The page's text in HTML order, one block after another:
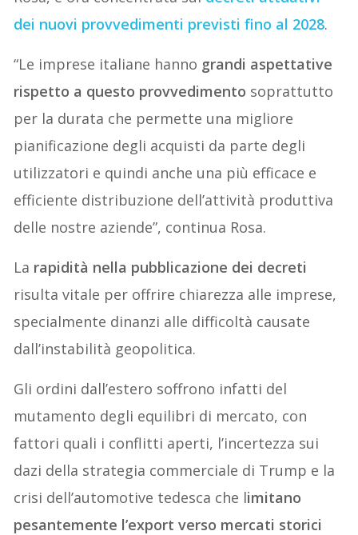
dei nuovi provvedimenti previsti fino al 2028.
“Le imprese italiane hanno grandi aspettative
rispetto a questo provvedimento soprattutto
per la durata che permette una migliore
pianificazione degli acquisti da parte degli
utilizzatori e quindi anche una più efficace e
efficiente distribuzione dell’attività produttiva
delle nostre aziende”, continua Rosa.
La rapidità nella pubblicazione dei decreti
risulta vitale per offrire chiarezza alle imprese,
specialmente dinanzi alle difficoltà causate
dall’instabilità geopolitica.
Gli ordini dall’estero soffrono infatti del
mutamento degli equilibri di mercato, con
fattori quali i conflitti aperti, l’incertezza sui
dazi della strategia commerciale di Trump e la
crisi dell’automotive tedesca che limitano
pesantemente l’export verso mercati storici